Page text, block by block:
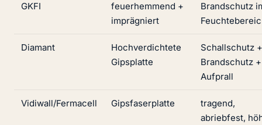
GKFI
feuerhemmend +
imprägniert
Brandschutz
Diamant
Hochverdichtete
Gipsplatte
Schallschutz +
Brandschutz +
Aufprall
Vidiwall/Fermacell Gipsfaserplatte
tragend,
abriebfest,